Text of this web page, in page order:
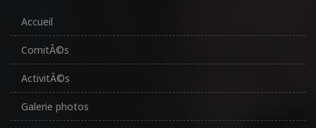
Accueil
ComitÃ©s
ActivitÃ©s
Galerie photos